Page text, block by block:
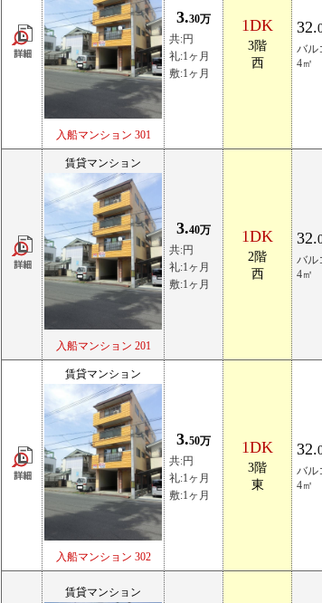
入船マンション 301
3.30万
共:円
礼:1ヶ月
敷:1ヶ月
1DK
3階
西
32.
バル
4㎡
賃貸マンション
入船マンション 201
3.40万
共:円
礼:1ヶ月
敷:1ヶ月
1DK
2階
西
32.
バル
4㎡
賃貸マンション
入船マンション 302
3.50万
共:円
礼:1ヶ月
敷:1ヶ月
1DK
3階
東
32.
バル
4㎡
賃貸マンション